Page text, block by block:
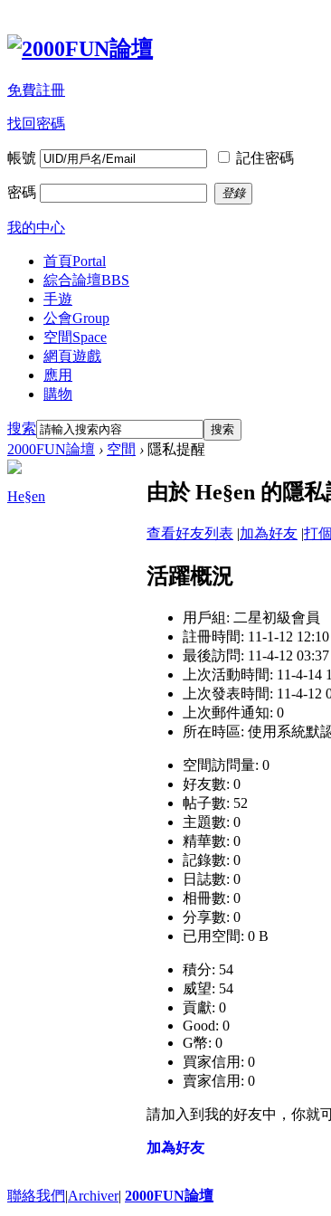
免費註冊
找回密碼
帳號 記住密碼
密碼 登錄
我的中心
首頁Portal
綜合論壇BBS
手遊
公會Group
空間Space
網頁遊戲
應用
購物
搜索 搜索
2000FUN論壇 › 空間 › 隱私提醒
He§en 由於 He§en 的隱
查看好友列表 |加為好友 |打
活躍概況
用戶組: 二星初級會員
註冊時間: 11-1-12
最後訪問: 11-4-12
上次活動時間: 11-4-14
上次發表時間: 11-4-12
上次郵件通知: 0
所在時區: 使用系統默
空間訪問量: 0
好友數: 0
帖子數: 52
主題數: 0
精華數: 0
記錄數: 0
日誌數: 0
相冊數: 0
分享數: 0
已用空間: 0 B
積分: 54
威望: 54
貢獻: 0
Good: 0
G幣: 0
買家信用: 0
賣家信用: 0
請加入到我的好友中，你就
加為好友
聯絡我們|Archiver| 2000FUN論壇